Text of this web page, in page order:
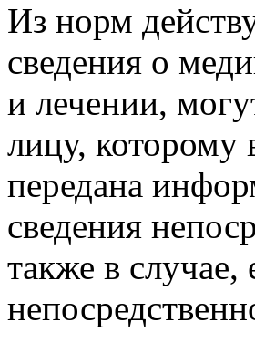
Из норм
сведения о
и лечении,
лицу, которому
передана
сведения
также в